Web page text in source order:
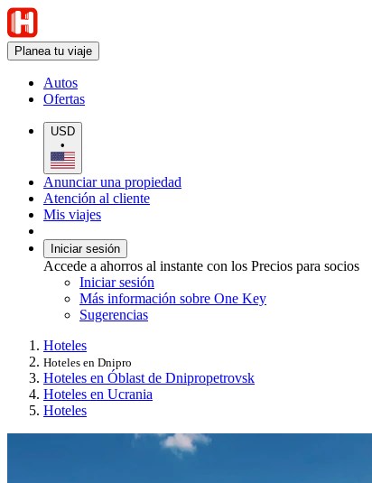
Planea tu viaje
Autos
Ofertas
USD
•
Anunciar una propiedad
Atención al cliente
Mis viajes
Iniciar sesión
Accede a ahorros al instante con los Precios para socios
Iniciar sesión
Más información sobre One Key
Sugerencias
Hoteles
Hoteles en Dnipro
Hoteles en Óblast de Dnipropetrovsk
Hoteles en Ucrania
Hoteles